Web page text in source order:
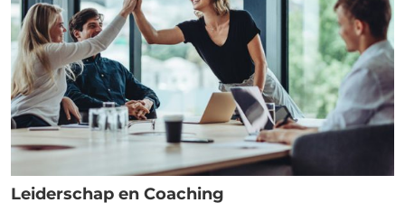
Leiderschap en Coaching